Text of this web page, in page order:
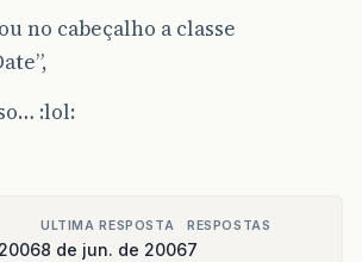
no cabeçalho a classe
:lol:
ULTIMA RESPOSTA
8 de jun. de 2006
RESPOSTAS
7